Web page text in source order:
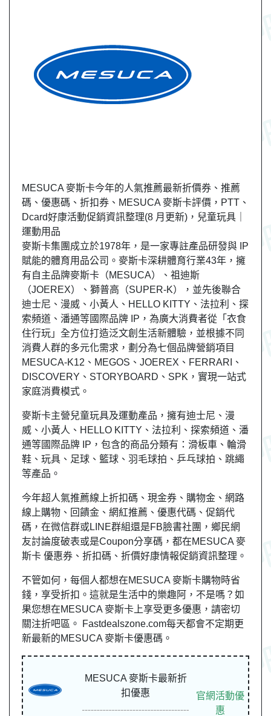
MESUCA 麥斯卡今年的人氣推薦最新折價券、推薦
碼、優惠碼、折扣券、MESUCA 麥斯卡評價，PTT、
Dcard好康活動促銷資訊整理(8 月更新)，兒童玩具｜
運動用品
麥斯卡集團成立於1978年，是一家專註產品研發與 IP
賦能的體育用品公司。麥斯卡深耕體育行業43年，擁
有自主品牌麥斯卡（MESUCA）、祖迪斯
（JOEREX）、獅普高（SUPER-K），並先後聯合
迪士尼、漫威、小黃人、HELLO KITTY、法拉利、探
索頻道、潘通等國際品牌 IP，為廣大消費者從「衣食
住行玩」全方位打造泛文創生活新體驗，並根據不同
消費人群的多元化需求，劃分為七個品牌營銷項目
MESUCA-K12、MEGOS、JOEREX、FERRARI、
DISCOVERY、STORYBOARD、SPK，實現一站式
家庭消費模式。
麥斯卡主營兒童玩具及運動產品，擁有迪士尼、漫
威、小黃人、HELLO KITTY、法拉利、探索頻道、潘
通等國際品牌 IP，包含的商品分類有：滑板車、輪滑
鞋、玩具、足球、籃球、羽毛球拍、乒乓球拍、跳繩
等產品。
今年超人氣推薦線上折扣碼、現金券、購物金、網路
線上購物、回饋金、網紅推薦、優惠代碼、促銷代
碼，在微信群或LINE群組還是FB臉書社團，鄉民網
友討論度破表或是Coupon分享碼，都在MESUCA 麥
斯卡 優惠券、折扣碼、折價好康情報促銷資訊整理。
不管如何，每個人都想在MESUCA 麥斯卡購物時省
錢，享受折扣。這就是生活中的樂趣阿，不是嗎？如
果您想在MESUCA 麥斯卡上享受更多優惠，請密切
關注折吧區。 Fastdealszone.com每天都會不定期更
新最新的MESUCA 麥斯卡優惠碼。
MESUCA 麥斯卡最新折
扣優惠
官網活動優
惠